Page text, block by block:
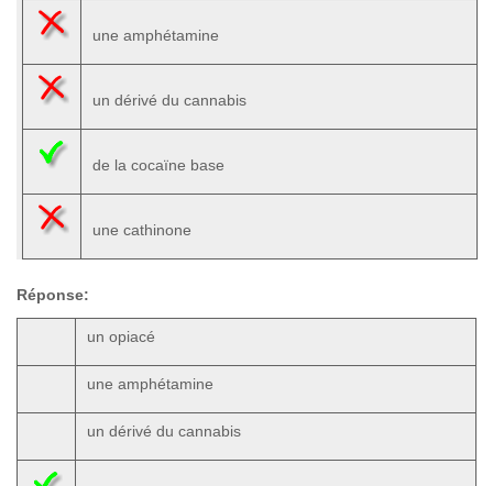
une amphétamine
un dérivé du cannabis
de la cocaïne base
une cathinone
Réponse:
un opiacé
une amphétamine
un dérivé du cannabis